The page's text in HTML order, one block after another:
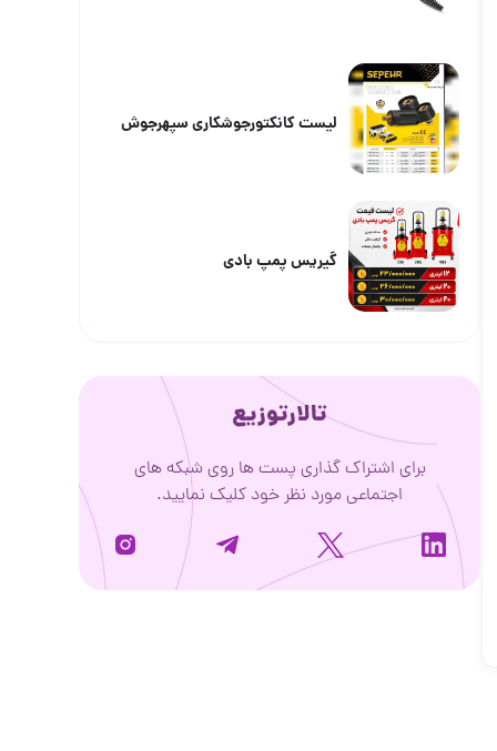
لیست کانکتورجوشکاری سپهرجوش
گیریس پمپ بادی
تالارتوزیع
برای اشتراک گذاری پست ها روی شبکه های
اجتماعی مورد نظر خود کلیک نمایید.